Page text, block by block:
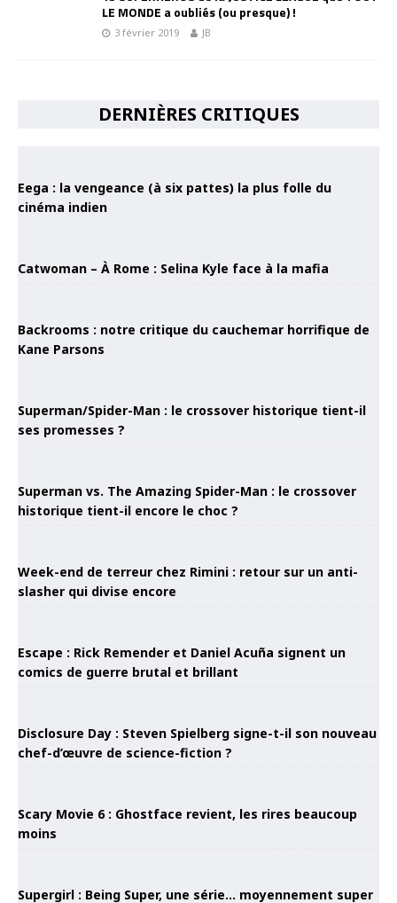
LE MONDE a oubliés (ou presque) !
3 février 2019 JB
DERNIÈRES CRITIQUES
Eega : la vengeance (à six pattes) la plus folle du
cinéma indien
Catwoman – À Rome : Selina Kyle face à la mafia
Backrooms : notre critique du cauchemar horrifique de
Kane Parsons
Superman/Spider-Man : le crossover historique tient-il
ses promesses ?
Superman vs. The Amazing Spider-Man : le crossover
historique tient-il encore le choc ?
Week-end de terreur chez Rimini : retour sur un anti-
slasher qui divise encore
Escape : Rick Remender et Daniel Acuña signent un
comics de guerre brutal et brillant
Disclosure Day : Steven Spielberg signe-t-il son nouveau
chef-d’œuvre de science-fiction ?
Scary Movie 6 : Ghostface revient, les rires beaucoup
moins
Supergirl : Being Super, une série… moyennement super